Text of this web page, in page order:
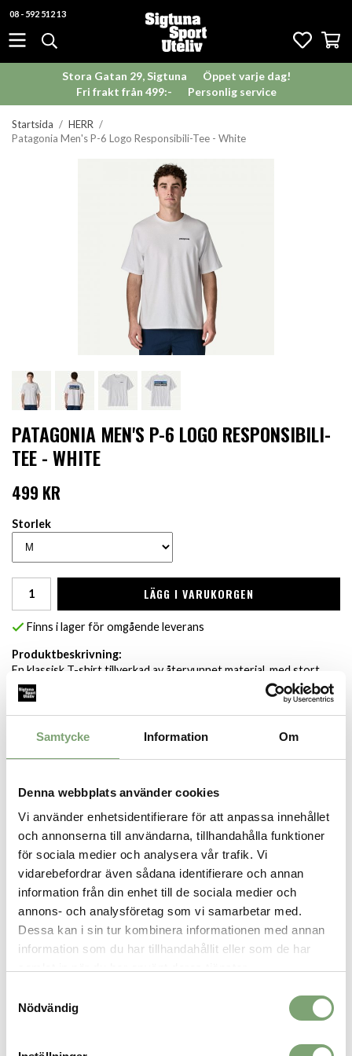
Samtycke Information Om
Denna webbplats använder cookies
Vi använder enhetsidentifierare för att anpassa innehållet
och annonserna till användarna, tillhandahålla funktioner
för sociala medier och analysera vår trafik. Vi
vidarebefordrar även sådana identifierare och annan
information från din enhet till de sociala medier och
annons- och analysföretag som vi samarbetar med.
Dessa kan i sin tur kombinera informationen med annan
information som du har tillhandahållit eller som de har
Nödvändig
08 - 592 512 13
Stora Gatan 29, Sigtuna
Öppet varje dag!
Fri frakt från 499:-
Personlig service
Startsida / HERR /
Patagonia Men's P-6 Logo Responsibili-Tee - White
PATAGONIA MEN'S P-6 LOGO RESPONSIBILI-
TEE - WHITE
499 KR
Storlek
LÄGG I VARUKORGEN
Finns i lager för omgående leverans
Produktbeskrivning:
En klassisk T-shirt tillverkad av återvunnet material, med stort
Patagonia-tryck på ryggen.
50 % återvunnen bomull / 50 % återvunnen polyester
SPARA SOM FAVORIT
Artikelnummer: